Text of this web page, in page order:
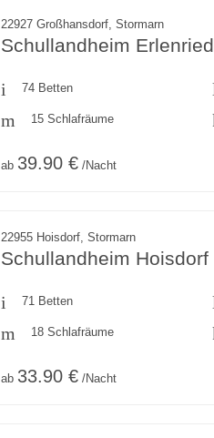
22927 Großhansdorf, Stormarn
Schullandheim Erlenried
74 Betten
15 Schlafräume
ab 39.90 € /Nacht
22955 Hoisdorf, Stormarn
Schullandheim Hoisdorf
71 Betten
18 Schlafräume
ab 33.90 € /Nacht